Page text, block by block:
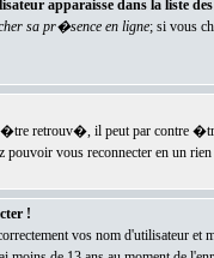
apparaisse dans la liste
sa pr�sence en ligne; si vous
�tre retrouv�, il peut par contre
vous reconnecter en un rien
!
vos nom d'utilisateur